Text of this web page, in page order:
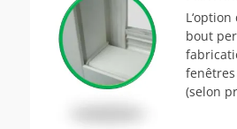
bout
(selon